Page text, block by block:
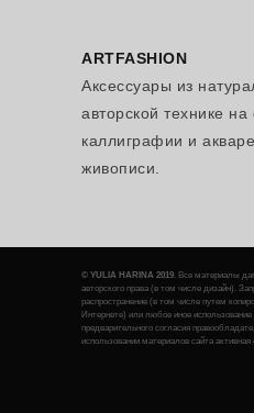
ARTFASHION
Аксессуары из
авторской технике на
каллиграфии и
живописи.
© YULIA HARINA 2019. Все материалы
авторского права (в том числе дизайн).
распространение (в том числе путем
Интернете) или любое иное
предварительного согласия
использовании материалов сайта